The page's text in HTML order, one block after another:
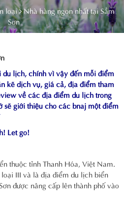
loại Nhà hàng ngon nhất tại Sầm
Sơn
du lịch, chính vì vậy đến mỗi điểm
kẽ dịch vụ, giá cả, địa điểm tham
về các địa điểm du lịch trong
sẽ giới thiệu cho các bnaj một điểm
Let go!
thuộc tỉnh Thanh Hóa, Việt Nam.
III và là địa điểm du lịch biển
được nâng cấp lên thành phố vào